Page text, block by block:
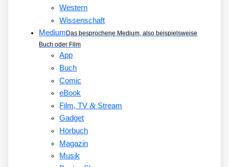
Western
Wissenschaft
Medium Das besprochene Medium, also beispielsweise
Buch oder Film
App
Buch
Comic
eBook
Film, TV&Stream
Gadget
Hörbuch
Magazin
Musik